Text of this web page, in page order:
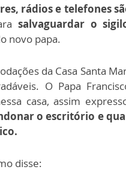
rádios e telefones
salvaguardar o
novo papa.
da Casa Santa
O Papa
casa, assim
o escritório e
disse: